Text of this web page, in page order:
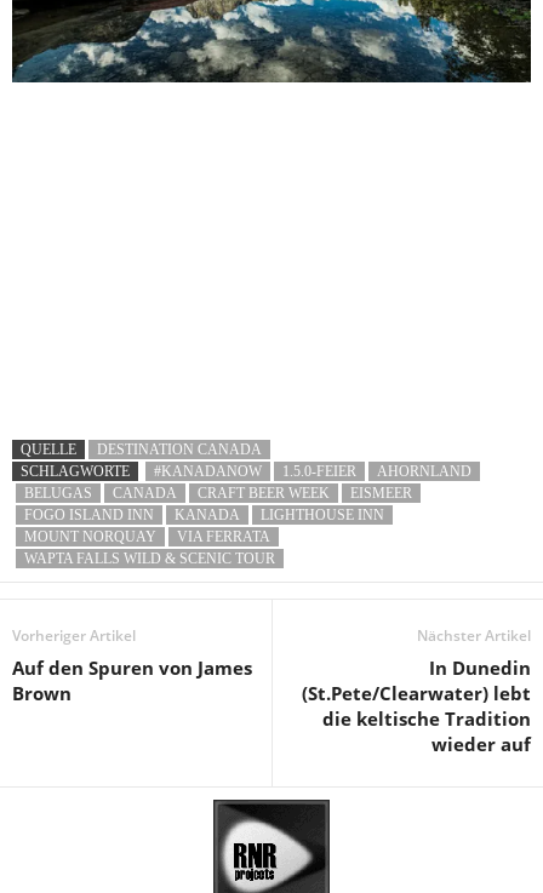
QUELLE
DESTINATION CANADA
SCHLAGWORTE
#KANADANOW 1.5.0-FEIER
AHORNLAND
BELUGAS
CANADA CRAFT BEER WEEK
EISMEER
FOGO ISLAND INN
KANADA
LIGHTHOUSE INN
MOUNT NORQUAY
VIA FERRATA
WAPTA FALLS WILD & SCENIC TOUR
Vorheriger Artikel
Auf den Spuren von James
Brown
Nächster Artikel
In Dunedin
(St.Pete/Clearwater) lebt
die keltische Tradition
wieder auf